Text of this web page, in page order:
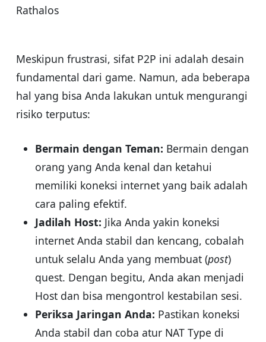
Meskipun frustrasi, sifat P2P ini adalah desain
fundamental dari game. Namun, ada beberapa
hal yang bisa Anda lakukan untuk mengurangi
risiko terputus:
Bermain dengan Teman: Bermain dengan
orang yang Anda kenal dan ketahui
memiliki koneksi internet yang baik adalah
cara paling efektif.
Jadilah Host: Jika Anda yakin koneksi
internet Anda stabil dan kencang, cobalah
untuk selalu Anda yang membuat (post)
quest. Dengan begitu, Anda akan menjadi
Host dan bisa mengontrol kestabilan sesi.
Periksa Jaringan Anda: Pastikan koneksi
Anda stabil dan coba atur NAT Type di